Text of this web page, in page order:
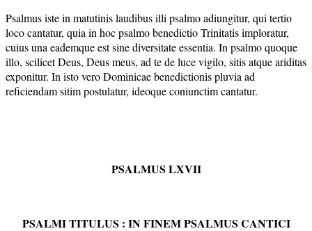
Psalmus iste in matutinis laudibus illi psalmo adiungitur, qui tertio
loco cantatur, quia in hoc psalmo benedictio Trinitatis imploratur,
cuius una eademque est sine diversitate essentia. In psalmo quoque
illo, scilicet Deus, Deus meus, ad te de luce vigilo, sitis atque ariditas
exponitur. In isto vero Dominicae benedictionis pluvia ad
reficiendam sitim postulatur, ideoque coniunctim cantatur.
PSALMUS LXVII
PSALMI TITULUS : IN FINEM PSALMUS CANTICI